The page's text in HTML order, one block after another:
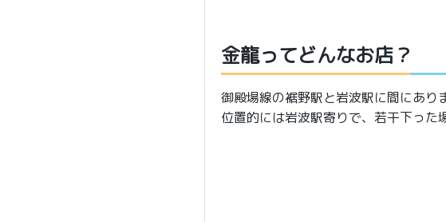
金龍ってどんなお店？
御殿場線の裾野駅と岩波駅に間にあり
位置的には岩波駅寄りで、若干下った